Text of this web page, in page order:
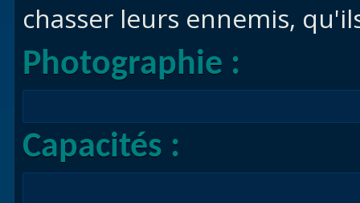
chasser leurs ennemis,
Photographie :
Capacités :